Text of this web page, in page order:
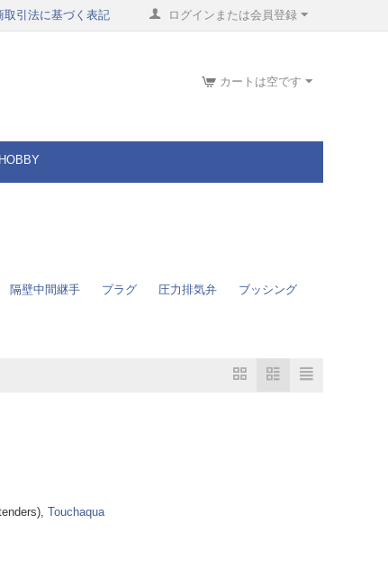
ログインまたは会員登録
取引法に基づく表記
カートは空です
隔壁中間継手 プラグ 圧力排気弁 ブッシング
Touchaqua